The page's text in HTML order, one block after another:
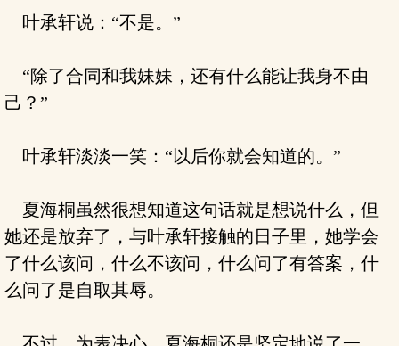
叶承轩说：“不是。”
“除了合同和我妹妹，还有什么能让我身不由
己？”
叶承轩淡淡一笑：“以后你就会知道的。”
夏海桐虽然很想知道这句话就是想说什么，但
她还是放弃了，与叶承轩接触的日子里，她学会
了什么该问，什么不该问，什么问了有答案，什
么问了是自取其辱。